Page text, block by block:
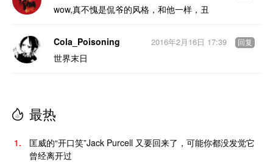
wow,真不愧是侃爷的风格，和他一样，丑
Cola_Poisoning
世界末日
2016年2月16日 17:39 回复
最热
1.
匡威的“开口笑”Jack Purcell 又要回来了，可能你都没发觉它
曾经离开过